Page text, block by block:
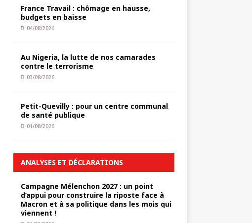
France Travail : chômage en hausse,
budgets en baisse
04/08/2026
Au Nigeria, la lutte de nos camarades
contre le terrorisme
03/08/2026
Petit-Quevilly : pour un centre communal
de santé publique
01/08/2026
ANALYSES ET DÉCLARATIONS
Campagne Mélenchon 2027 : un point
d’appui pour construire la riposte face à
Macron et à sa politique dans les mois qui
viennent !